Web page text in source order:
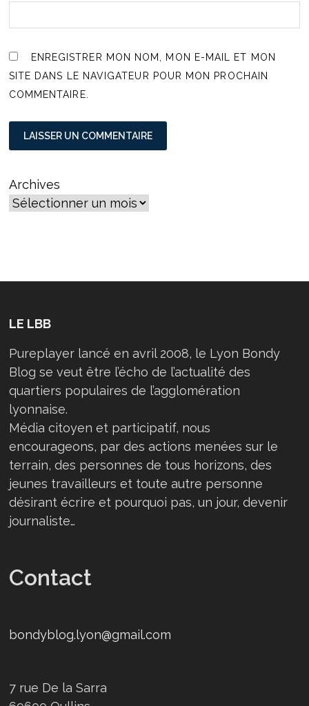
ENREGISTRER MON NOM, MON E-MAIL ET MON
SITE DANS LE NAVIGATEUR POUR MON PROCHAIN
COMMENTAIRE.
Archives
LE LBB
Pureplayer lancé en avril 2008, le Lyon Bondy
Blog se veut être l’écho de l’actualité des
quartiers populaires de l’agglomération
lyonnaise.
Média citoyen et participatif, nous
encourageons, par des actions menées sur le
terrain, des personnes de tous horizons, des
jeunes travailleurs et toute autre personne
désirant écrire et pourquoi pas, un jour, devenir
journaliste…
Contact
bondyblog.lyon@gmail.com
7 rue De la Sarra